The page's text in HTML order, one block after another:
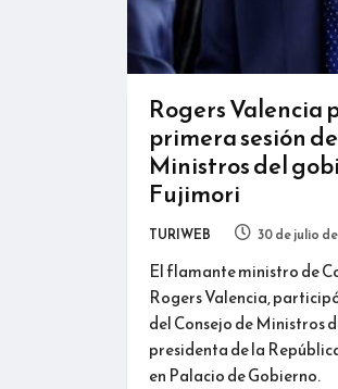
Rogers Valencia
primera sesión
Ministros del
Fujimori
TURIWEB 30 de julio
El flamante ministro de
Rogers Valencia,
del Consejo de Ministros
presidenta de la
en Palacio de Gobierno.